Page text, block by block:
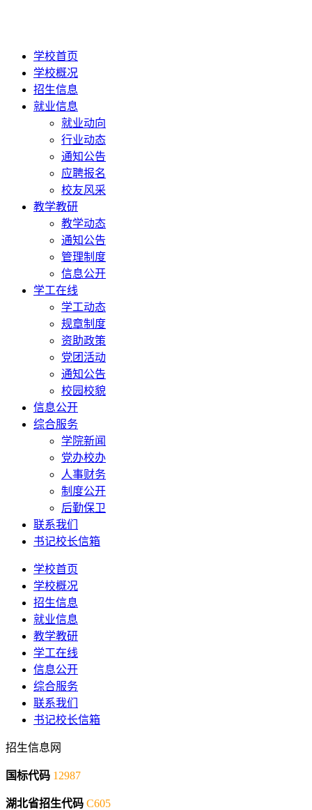
学校首页
学校概况
招生信息
就业信息
就业动向
行业动态
通知公告
应聘报名
校友风采
教学教研
教学动态
通知公告
管理制度
信息公开
学工在线
学工动态
规章制度
资助政策
党团活动
通知公告
校园校貌
信息公开
综合服务
学院新闻
党办校办
人事财务
制度公开
后勤保卫
联系我们
书记校长信箱
学校首页
学校概况
招生信息
就业信息
教学教研
学工在线
信息公开
综合服务
联系我们
书记校长信箱
招生信息网
国标代码 12987
湖北省招生代码 C605